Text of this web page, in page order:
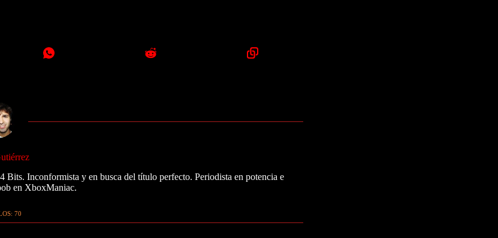
Bits. Inconformista y en busca del título perfecto. Periodista en potencia e
en XboxManiac.
70